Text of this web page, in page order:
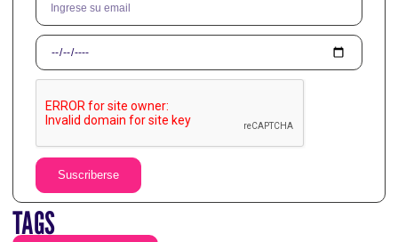
Suscriberse
TAGS